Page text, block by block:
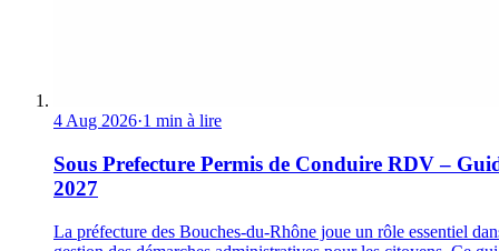
4 Aug 2026·1 min à lire
Sous Prefecture Permis de Conduire RDV –
2027
La préfecture des Bouches-du-Rhône joue un rôle essentiel